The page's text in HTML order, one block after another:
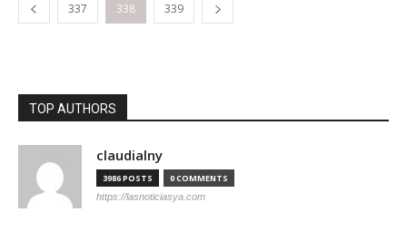
337 338 339
TOP AUTHORS
claudialny
3986 POSTS 0 COMMENTS
https://lasnoticiasya.com